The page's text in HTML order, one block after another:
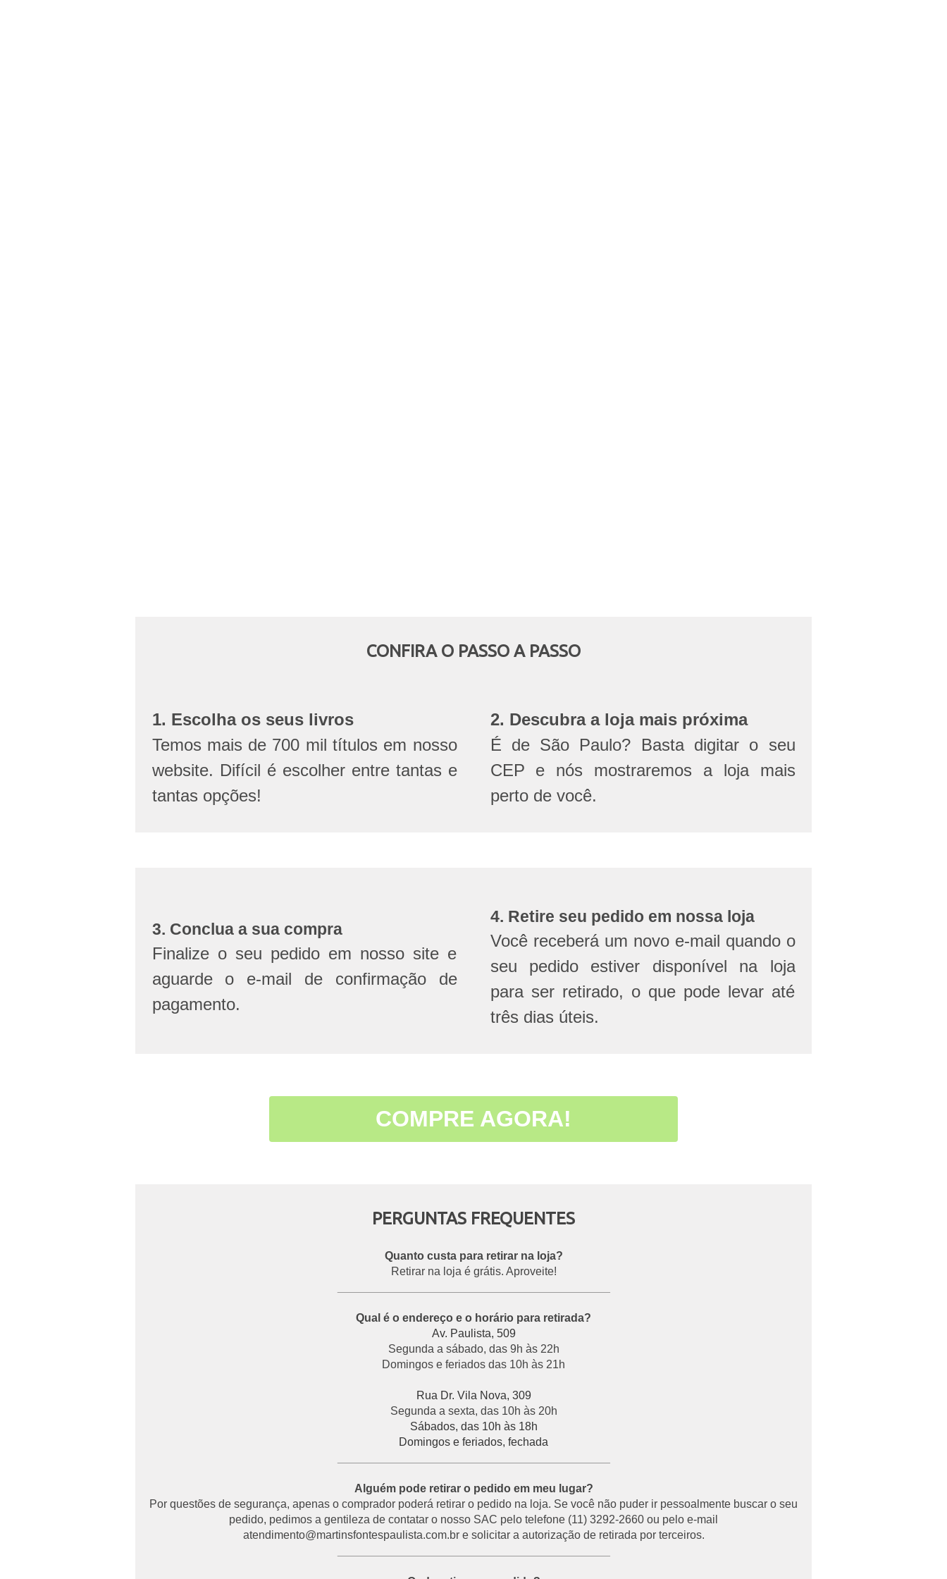
CONFIRA O PASSO A PASSO
1. Escolha os seus livros
Temos mais de 700 mil títulos em nosso
website. Difícil é escolher entre tantas e
tantas opções!
2. Descubra a loja mais próxima
É de São Paulo? Basta digitar o seu
CEP e nós mostraremos a loja mais
perto de você.
3. Conclua a sua compra
Finalize o seu pedido em nosso site e
aguarde o e-mail de confirmação de
pagamento.
4. Retire seu pedido em nossa loja
Você receberá um novo e-mail quando o
seu pedido estiver disponível na loja
para ser retirado, o que pode levar até
três dias úteis.
COMPRE AGORA!
PERGUNTAS FREQUENTES
Quanto custa para retirar na loja?
Retirar na loja é grátis. Aproveite!
Qual é o endereço e o horário para retirada?
Av. Paulista, 509
Segunda a sábado, das 9h às 22h
Domingos e feriados das 10h às 21h
Rua Dr. Vila Nova, 309
Segunda a sexta, das 10h às 20h
Sábados, das 10h às 18h
Domingos e feriados, fechada
Alguém pode retirar o pedido em meu lugar?
Por questões de segurança, apenas o comprador poderá retirar o pedido na loja. Se você não puder ir pessoalmente buscar o seu
pedido, pedimos a gentileza de contatar o nosso SAC pelo telefone (11) 3292-2660 ou pelo e-mail
atendimento@martinsfontespaulista.com.br e solicitar a autorização de retirada por terceiros.